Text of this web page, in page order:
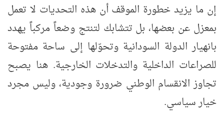
إن ما يزيد خطورة الموقف أن هذه التحديات لا تعمل
بمعزل عن بعضها، بل تتشابك لتنتج وضعاً مركباً يهدد
بانهيار الدولة السودانية وتحوّلها إلى ساحة مفتوحة
للصراعات الداخلية والتدخلات الخارجية. هنا يصبح
تجاوز الانقسام الوطني ضرورة وجودية، وليس مجرد
خيار سياسي.